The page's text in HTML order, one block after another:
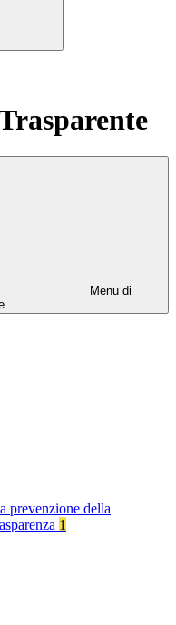
Menu di
prevenzione della
1